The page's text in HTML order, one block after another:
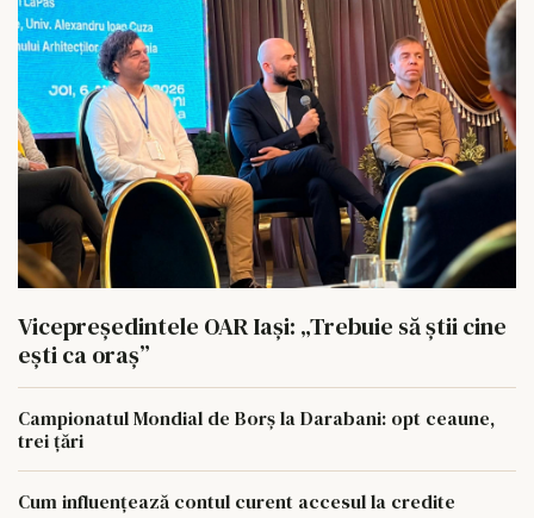
Vicepreședintele OAR Iași: „Trebuie să știi cine
ești ca oraș”
Campionatul Mondial de Borș la Darabani: opt ceaune,
trei țări
Cum influențează contul curent accesul la credite